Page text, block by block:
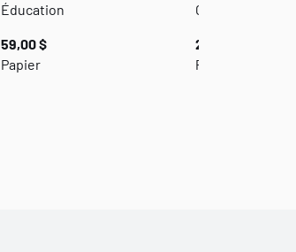
Éducation
59,00 $
Papier
Géographie
25,00 $
Papier